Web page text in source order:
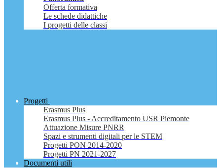
Offerta formativa
Le schede didattiche
I progetti delle classi
Progetti
Erasmus Plus
Erasmus Plus - Accreditamento USR Piemonte
Attuazione Misure PNRR
Spazi e strumenti digitali per le STEM
Progetti PON 2014-2020
Progetti PN 2021-2027
Documenti utili